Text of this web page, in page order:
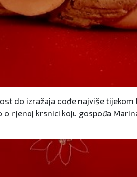
do izražaja dođe najviše
o njenoj krsnici koju gospođa